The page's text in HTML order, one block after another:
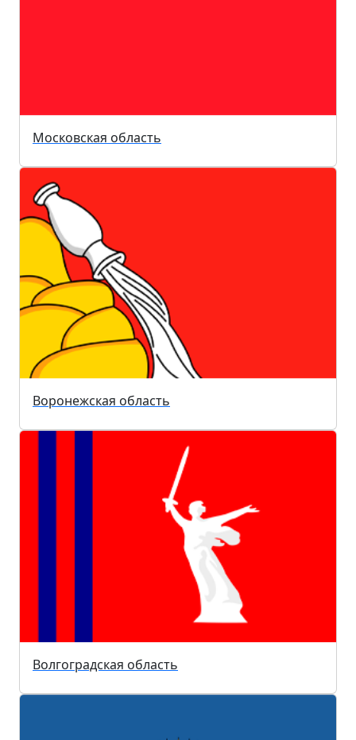
Московская область
Воронежская область
Волгоградская область